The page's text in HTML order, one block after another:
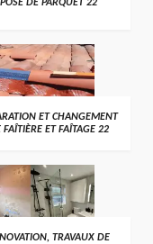
POSE DE PARQUET 22
ET CHANGEMENT
FAÎTIÈRE ET FAÎTAGE 22
TRAVAUX DE